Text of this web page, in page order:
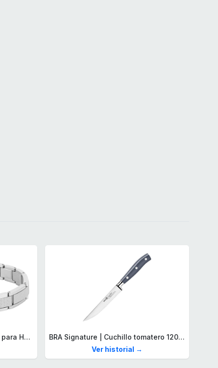
Lacoste Brazalete de eslabón para Hombre Colección STENCIL de Acero inoxidable
BRA Signature | Cuchillo tomatero 120 mm, Acero Inoxidable alemán forjado con Molibdeno Vanadio, Mango Remachado ABS, Diseño Ergonómico, Hoja 1,6 mm espesor
Ver historial →